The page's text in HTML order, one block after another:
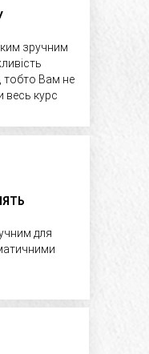
зручним
тобто Вам не
весь курс
для
зручним
тобто Вам не
весь курс
для